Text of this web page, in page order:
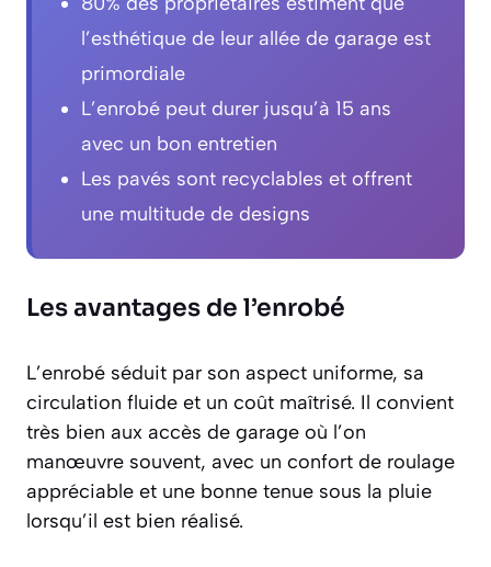
l’esthétique de leur allée de garage est
primordiale
L’enrobé peut durer jusqu’à 15 ans
avec un bon entretien
Les pavés sont recyclables et offrent
une multitude de designs
Les avantages de l’enrobé
L’enrobé séduit par son aspect uniforme, sa
circulation fluide et un coût maîtrisé. Il convient
très bien aux accès de garage où l’on
manœuvre souvent, avec un confort de roulage
appréciable et une bonne tenue sous la pluie
lorsqu’il est bien réalisé.